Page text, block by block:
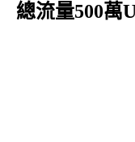
總流量500萬